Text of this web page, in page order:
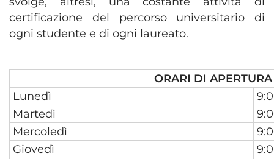
certificazione del percorso universitario di
ogni studente e di ogni laureato.
ORARI DI
Lunedì
Martedì
Mercoledì
Giovedì